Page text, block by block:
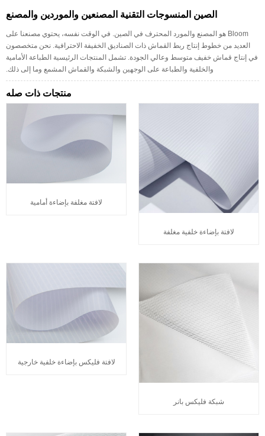
الصين المنسوجات التقنية المصنعين والموردين والمصنع
Bloom هو المصنع والمورد المحترف في الصين. في الوقت نفسه، يحتوي مصنعنا على
العديد من خطوط إنتاج ربط القماش ذات الصناديق الخفيفة الاحترافية. نحن متخصصون
في إنتاج قماش خفيف متوسط ​​وعالي الجودة. تشمل المنتجات الرئيسية الطباعة الأمامية
والخلفية والطباعة على الوجهين والشبكة والقماش المشمع وما إلى ذلك.
منتجات ذات صله
لافتة بإضاءة خلفية مغلفة
لافتة مغلفة بإضاءة أمامية
شبكة فليكس بانر
لافتة فليكس بإضاءة خلفية خارجية